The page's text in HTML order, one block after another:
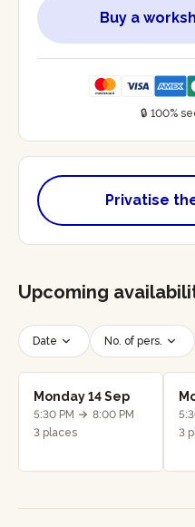
Buy a
🔒 100%
Privatise
Upcoming
Date No. of pers.
Reset filters
Monday 14 Sep
5:30 PM
8:00 PM
3 places
3